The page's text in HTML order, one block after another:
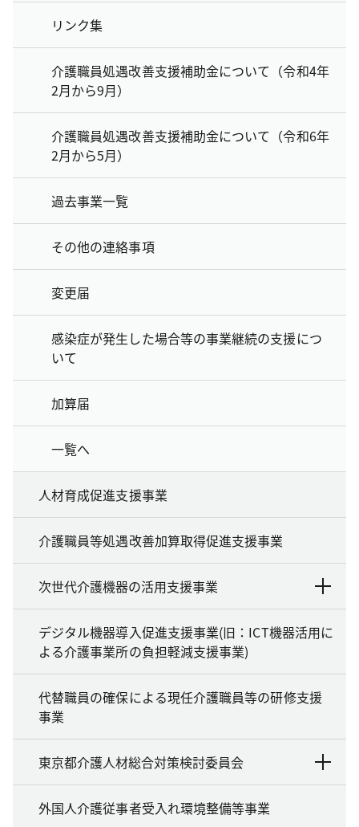
リンク集
介護職員処遇改善支援補助金について（令和4年
2月から9月）
介護職員処遇改善支援補助金について（令和6年
2月から5月）
過去事業一覧
その他の連絡事項
変更届
感染症が発生した場合等の事業継続の支援につ
いて
加算届
一覧へ
人材育成促進支援事業
介護職員等処遇改善加算取得促進支援事業
次世代介護機器の活用支援事業
デジタル機器導入促進支援事業(旧：ICT機器活用に
よる介護事業所の負担軽減支援事業)
代替職員の確保による現任介護職員等の研修支援
事業
東京都介護人材総合対策検討委員会
外国人介護従事者受入れ環境整備等事業